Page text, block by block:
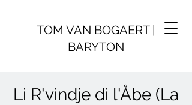
TOM VAN BOGAERT |
BARYTON
Li R'vindje di l'Åbe (La